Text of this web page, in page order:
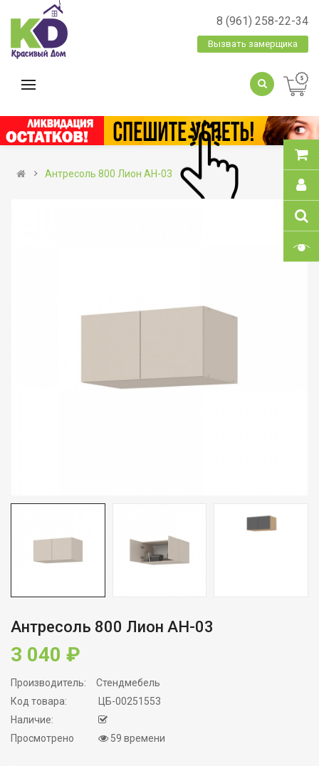
8 (961) 258-22-34
Вызвать замерщика
Антресоль 800 Лион АН-03
Антресоль 800 Лион АН-03
3 040 ₽
Производитель:
Стендмебель
Код товара:
ЦБ-00251553
Наличие:
Просмотрено
59 времени